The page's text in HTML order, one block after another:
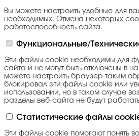
Вы можете настроить удобные для
необходимых. Отмена некоторых
работоспособность сайта.
Функциональные/
Эти файлы cookie необходимы для
сайта и не могут быть отключены в
можете настроить браузер таким
блокировал эти файлы cookie или
использовании, но в таком случае
разделы веб-сайта не будут
Статистические файлы
Эти файлы cookie помогают понять